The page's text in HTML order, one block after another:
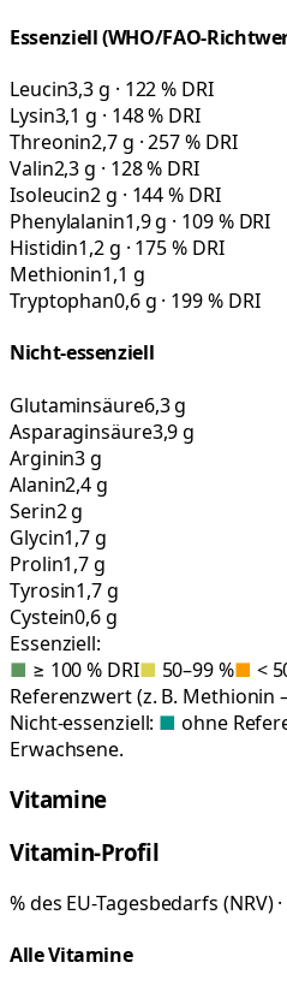
Essenziell (WHO/FAO-
Leucin3,3 g · 122 % DRI
Lysin3,1 g · 148 % DRI
Threonin2,7 g · 257 % DRI
Valin2,3 g · 128 % DRI
Isoleucin2 g · 144 % DRI
Phenylalanin1,9 g · 109 % DRI
Histidin1,2 g · 175 % DRI
Methionin1,1 g
Tryptophan0,6 g · 199 % DRI
Nicht-essenziell
Glutaminsäure6,3 g
Asparaginsäure3,9 g
Arginin3 g
Alanin2,4 g
Serin2 g
Glycin1,7 g
Prolin1,7 g
Tyrosin1,7 g
Cystein0,6 g
Essenziell:
■ ≥ 100 % DRI■ 50–99 %■ <
Referenzwert (z. B. Methionin
Nicht-essenziell: ■ ohne
Erwachsene.
Vitamine
Vitamin-Profil
% des EU-Tagesbedarfs (NRV)
Alle Vitamine